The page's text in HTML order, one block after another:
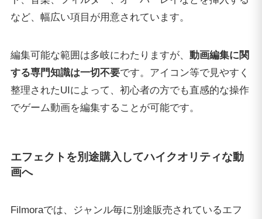
など、幅広い項目が用意されています。
編集可能な範囲は多岐にわたりますが、 動画編集に関
する専門知識は一切不要です。アイコン等で見やすく
整理されたUIによって、初心者の方でも直感的な操作
でゲーム動画を編集することが可能です。
エフェクトを別途購入してハイクオリティな動
画へ
Filmoraでは、ジャンル毎に別途販売されているエフ